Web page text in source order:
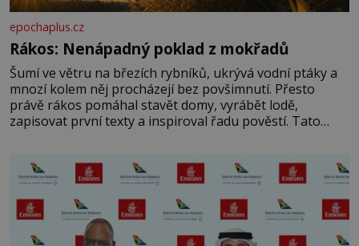
epochaplus.cz
Rákos: Nenápadný poklad z mokřadů
Šumí ve větru na březích rybníků, ukrývá vodní ptáky a
mnozí kolem něj procházejí bez povšimnutí. Přesto
právě rákos pomáhal stavět domy, vyrábět lodě,
zapisovat první texty a inspiroval řadu pověstí. Tato
letního koupání. Stačí se však podívat